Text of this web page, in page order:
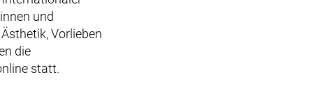
und
Vorlieben
die
statt.